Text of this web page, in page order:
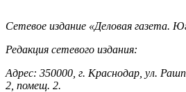
Контакты
Сетевое издание «Деловая газета.
Редакция сетевого издания:
Адрес: 350000, г. Краснодар, ул.
2, помещ. 2.